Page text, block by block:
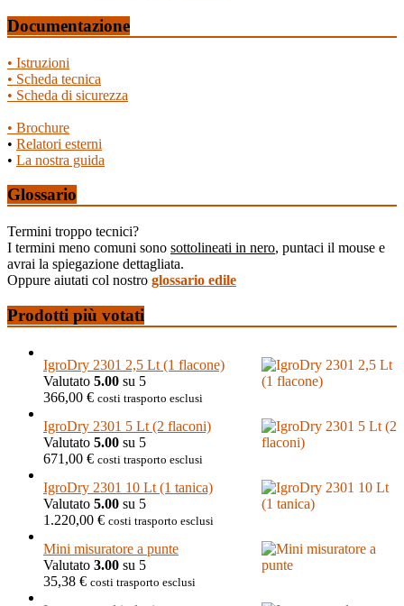
Documentazione
• Istruzioni
• Scheda tecnica
• Scheda di sicurezza
• Brochure
• Relatori esterni
• La nostra guida
Glossario
Termini troppo tecnici?
I termini meno comuni sono sottolineati in nero, puntaci il mouse e
avrai la spiegazione dettagliata.
Oppure aiutati col nostro glossario edile
Prodotti più votati
IgroDry 2301 2,5 Lt (1 flacone)
Valutato 5.00 su 5
366,00 € costi trasporto esclusi
IgroDry 2301 5 Lt (2 flaconi)
Valutato 5.00 su 5
671,00 € costi trasporto esclusi
IgroDry 2301 10 Lt (1 tanica)
Valutato 5.00 su 5
1.220,00 € costi trasporto esclusi
Mini misuratore a punte
Valutato 3.00 su 5
35,38 € costi trasporto esclusi